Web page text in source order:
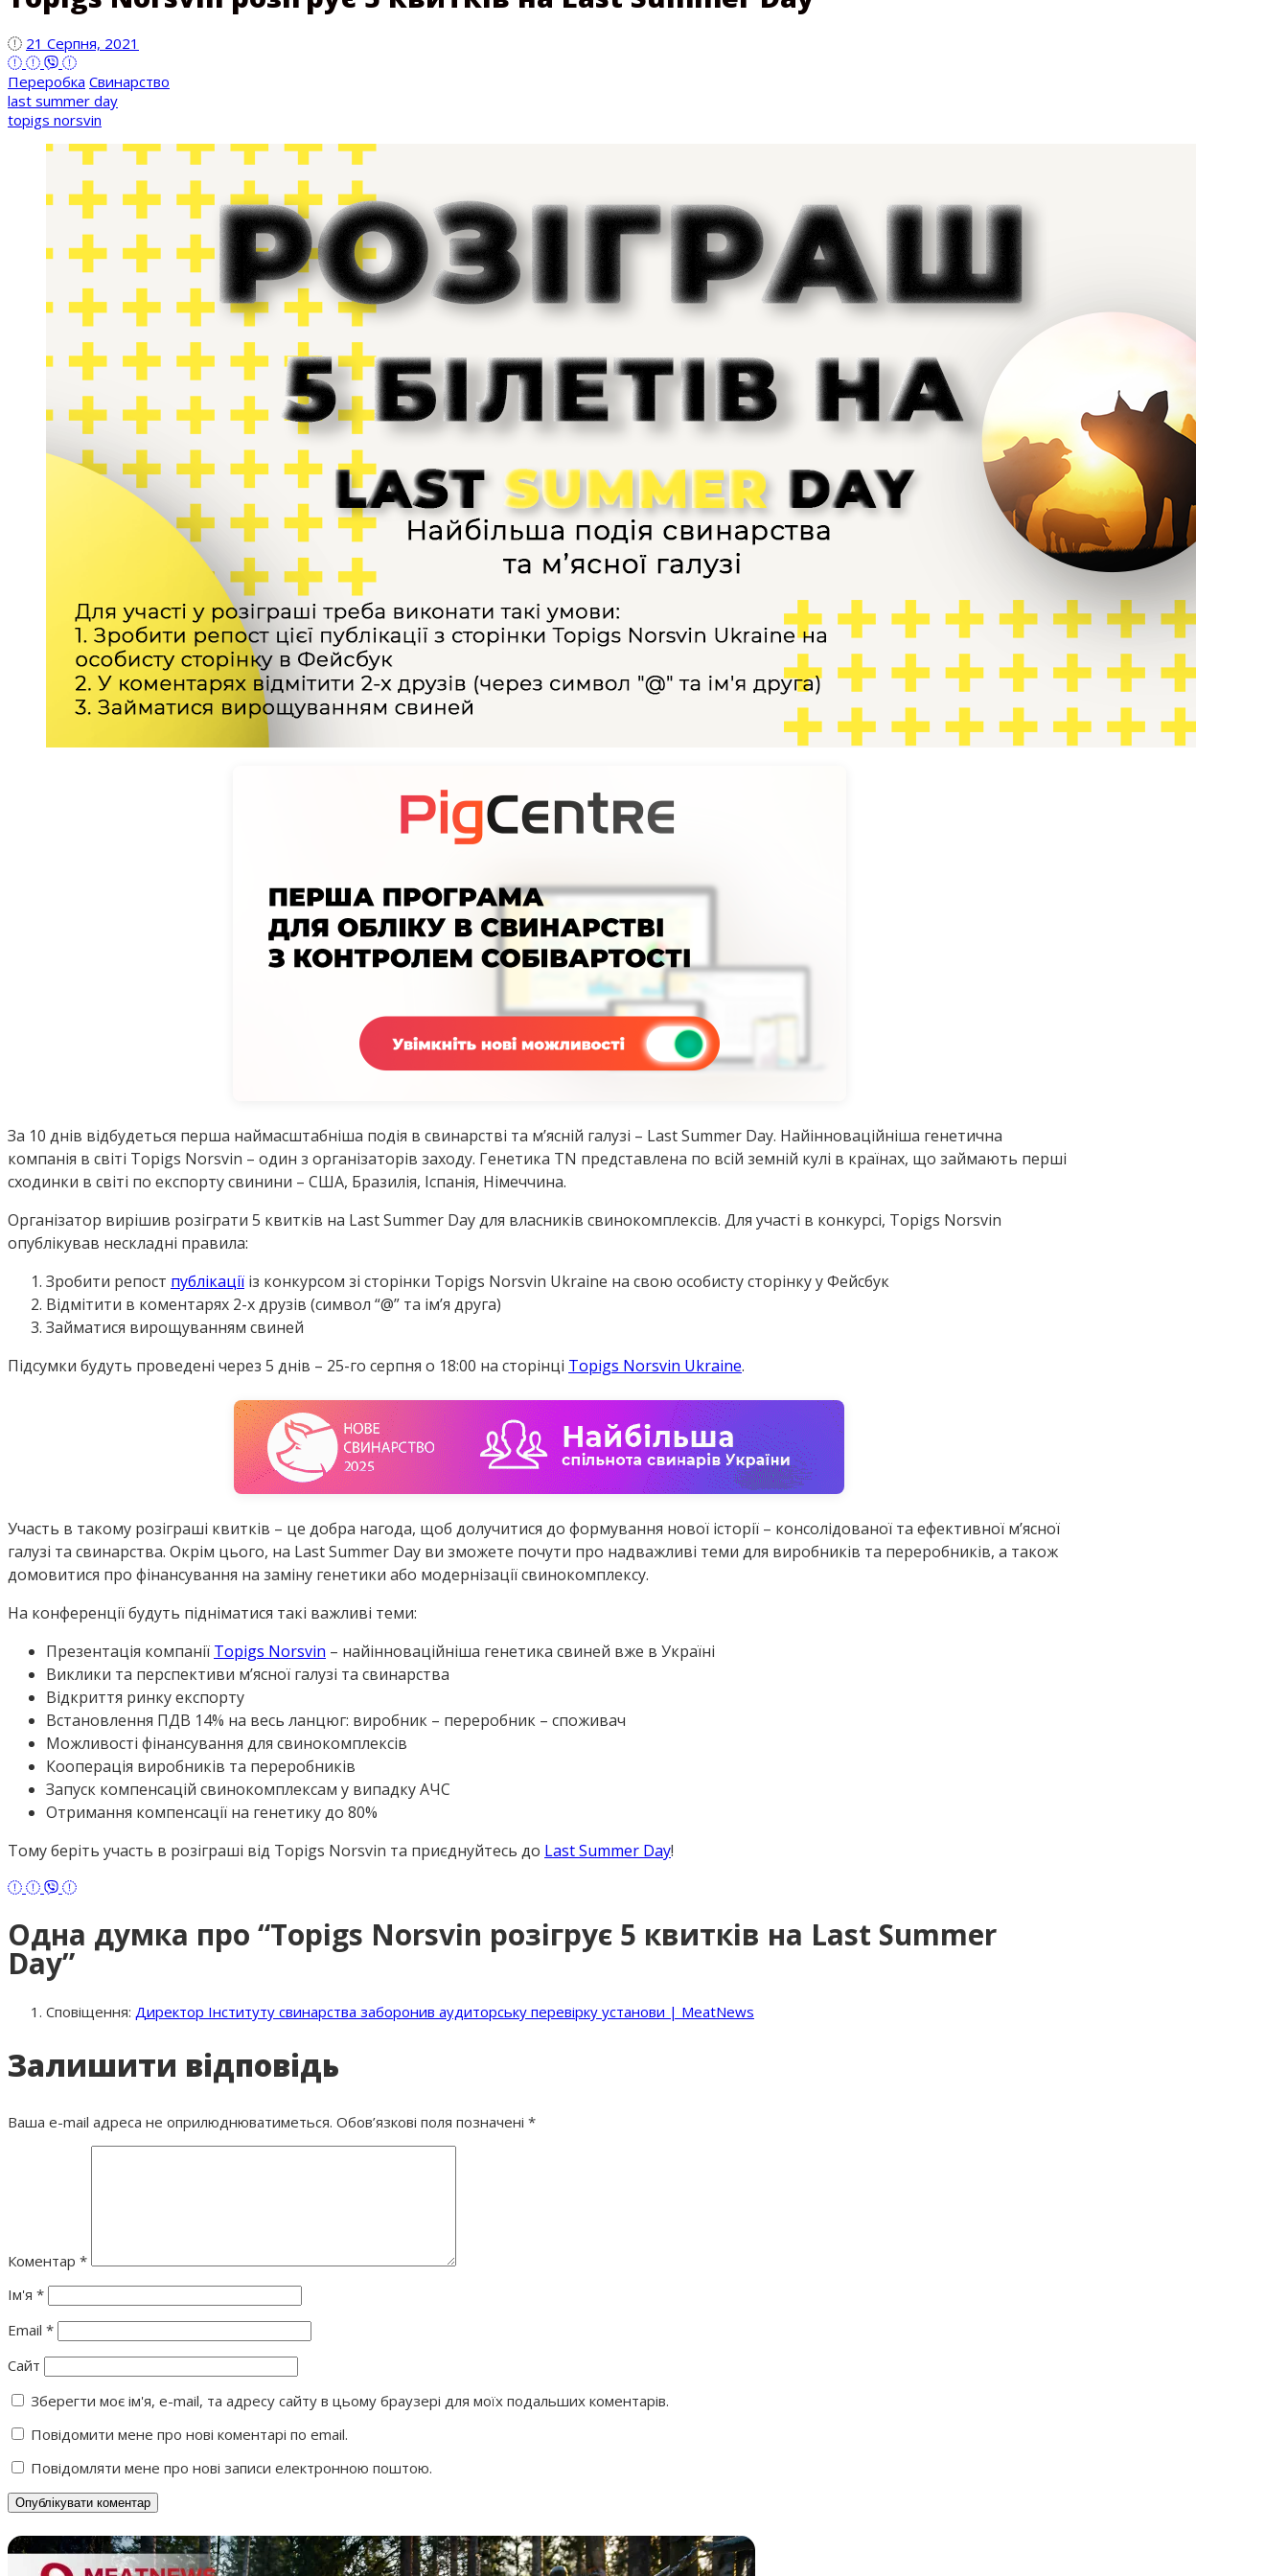
21 Серпня, 2021
Переробка Свинарство
last summer day
topigs norsvin
За 10 днів відбудеться перша наймасштабніша подія в свинарстві та м’ясній галузі – Last Summer Day. Найінноваційніша генетична
компанія в світі Topigs Norsvin – один з організаторів заходу. Генетика TN представлена по всій земній кулі в країнах, що займають перші
сходинки в світі по експорту свинини – США, Бразилія, Іспанія, Німеччина.
Організатор вирішив розіграти 5 квитків на Last Summer Day для власників свинокомплексів. Для участі в конкурсі, Topigs Norsvin
опублікував нескладні правила:
Зробити репост публікації із конкурсом зі сторінки Topigs Norsvin Ukraine на свою особисту сторінку у Фейсбук
Відмітити в коментарях 2-х друзів (символ “@” та ім’я друга)
Займатися вирощуванням свиней
Підсумки будуть проведені через 5 днів – 25-го серпня о 18:00 на сторінці Topigs Norsvin Ukraine.
Участь в такому розіграші квитків – це добра нагода, щоб долучитися до формування нової історії – консолідованої та ефективної м’ясної
галузі та свинарства. Окрім цього, на Last Summer Day ви зможете почути про надважливі теми для виробників та переробників, а також
домовитися про фінансування на заміну генетики або модернізації свинокомплексу.
На конференції будуть підніматися такі важливі теми:
Презентація компанії Topigs Norsvin – найінноваційніша генетика свиней вже в Україні
Виклики та перспективи м’ясної галузі та свинарства
Відкриття ринку експорту
Встановлення ПДВ 14% на весь ланцюг: виробник – переробник – споживач
Можливості фінансування для свинокомплексів
Кооперація виробників та переробників
Запуск компенсацій свинокомплексам у випадку АЧС
Отримання компенсації на генетику до 80%
Тому беріть участь в розіграші від Topigs Norsvin та приєднуйтесь до Last Summer Day!
Одна думка про “Topigs Norsvin розігрує 5 квитків на Last Summer
Day”
Сповіщення: Директор Інституту свинарства заборонив аудиторську перевірку установи | MeatNews
Залишити відповідь
Ваша e-mail адреса не оприлюднюватиметься. Обов’язкові поля позначені *
Коментар *
Ім'я *
Email *
Сайт
Зберегти моє ім'я, e-mail, та адресу сайту в цьому браузері для моїх подальших коментарів.
Повідомити мене про нові коментарі по email.
Повідомляти мене про нові записи електронною поштою.